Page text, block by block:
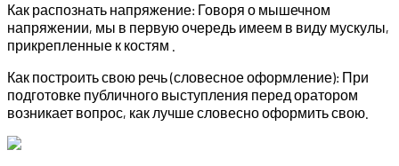
Как распознать напряжение: Говоря о мышечном
напряжении, мы в первую очередь имеем в виду мускулы,
прикрепленные к костям .
Как построить свою речь (словесное оформление): При
подготовке публичного выступления перед оратором
возникает вопрос, как лучше словесно оформить свою.